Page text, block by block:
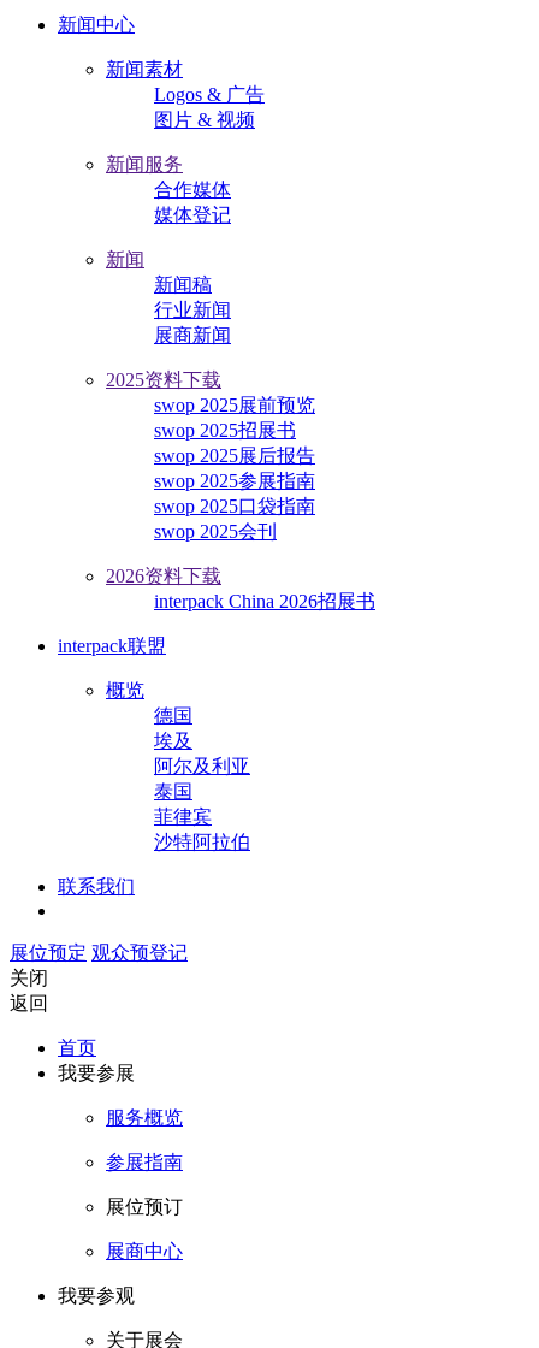
新闻中心
新闻素材
Logos & 广告
图片 & 视频
新闻服务
合作媒体
媒体登记
新闻
新闻稿
行业新闻
展商新闻
2025资料下载
swop 2025展前预览
swop 2025招展书
swop 2025展后报告
swop 2025参展指南
swop 2025口袋指南
swop 2025会刊
2026资料下载
interpack China 2026招展书
interpack联盟
概览
德国
埃及
阿尔及利亚
泰国
菲律宾
沙特阿拉伯
联系我们
展位预定 观众预登记
关闭
返回
首页
我要参展
服务概览
参展指南
展位预订
展商中心
我要参观
关于展会